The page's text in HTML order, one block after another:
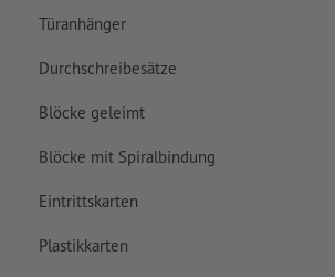
Türanhänger
Durchschreibesätze
Blöcke geleimt
Blöcke mit Spiralbindung
Eintrittskarten
Plastikkarten